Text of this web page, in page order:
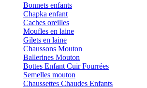
Bonnets enfants
Chapka enfant
Caches oreilles
Moufles en laine
Gilets en laine
Chaussons Mouton
Ballerines Mouton
Bottes Enfant Cuir Fourrées
Semelles mouton
Chaussettes Chaudes Enfants